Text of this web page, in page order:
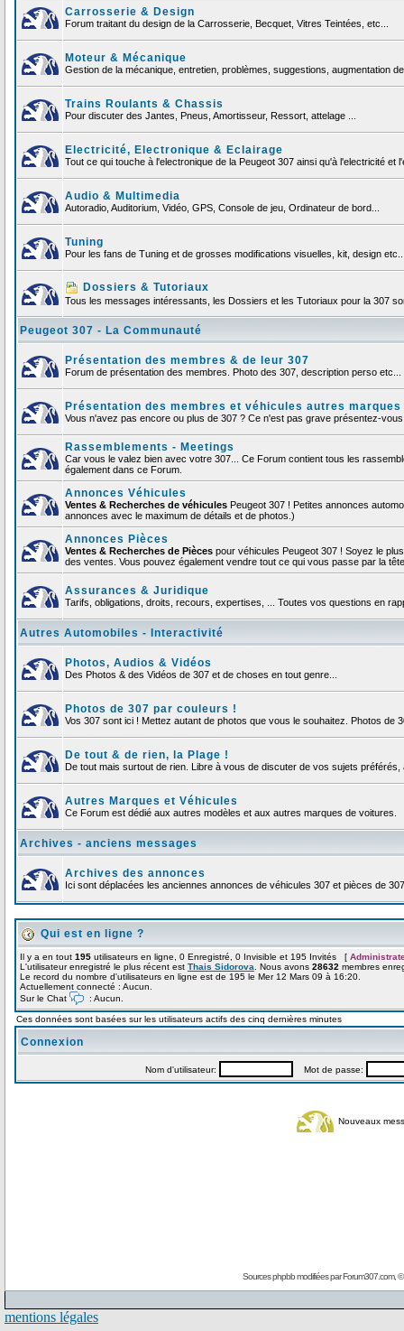
Carrosserie & Design
Forum traitant du design de la Carrosserie, Becquet, Vitres Teintées, etc...
Moteur & Mécanique
Gestion de la mécanique, entretien, problèmes, suggestions, augmentation
Trains Roulants & Chassis
Pour discuter des Jantes, Pneus, Amortisseur, Ressort, attelage ...
Electricité, Electronique & Eclairage
Tout ce qui touche à l'electronique de la Peugeot 307 ainsi qu'à l'electricité et
Audio & Multimedia
Autoradio, Auditorium, Vidéo, GPS, Console de jeu, Ordinateur de bord...
Tuning
Pour les fans de Tuning et de grosses modifications visuelles, kit, design
Dossiers & Tutoriaux
Tous les messages intéressants, les Dossiers et les Tutoriaux pour la 307
Peugeot 307 - La Communauté
Présentation des membres & de leur 307
Forum de présentation des membres. Photo des 307, description perso
Présentation des membres et véhicules autres marques
Vous n'avez pas encore ou plus de 307 ? Ce n'est pas grave présentez-
Rassemblements - Meetings
Car vous le valez bien avec votre 307... Ce Forum contient tous les
également dans ce Forum.
Annonces Véhicules
Ventes & Recherches de véhicules Peugeot 307 ! Petites annonces
annonces avec le maximum de détails et de photos.)
Annonces Pièces
Ventes & Recherches de Pièces pour véhicules Peugeot 307 ! Soyez le
des ventes. Vous pouvez également vendre tout ce qui vous passe par la
Assurances & Juridique
Tarifs, obligations, droits, recours, expertises, ... Toutes vos questions en
Autres Automobiles - Interactivité
Photos, Audios & Vidéos
Des Photos & des Vidéos de 307 et de choses en tout genre...
Photos de 307 par couleurs !
Vos 307 sont ici ! Mettez autant de photos que vous le souhaitez. Photos de
De tout & de rien, la Plage !
De tout mais surtout de rien. Libre à vous de discuter de vos sujets
Autres Marques et Véhicules
Ce Forum est dédié aux autres modèles et aux autres marques de voitures.
Archives - anciens messages
Archives des annonces
Ici sont déplacées les anciennes annonces de véhicules 307 et pièces de 307
Qui est en ligne ?
Il y a en tout 195 utilisateurs en ligne, 0 Enregistré, 0 Invisible et 195 Invités [
L'utilisateur enregistré le plus récent est Thais Sidorova . Nous avons 28632 membres
Le record du nombre d'utilisateurs en ligne est de 195 le Mer 12 Mars 09 à 16:20.
Actuellement connecté : Aucun.
Sur le Chat
: Aucun.
Ces données sont basées sur les utilisateurs actifs des cinq dernières minutes
Connexion
Nom d'utilisateur: Mot de passe:
Nouveaux
Sources phpbb modifiées parForum307.com, ©
mentions légales